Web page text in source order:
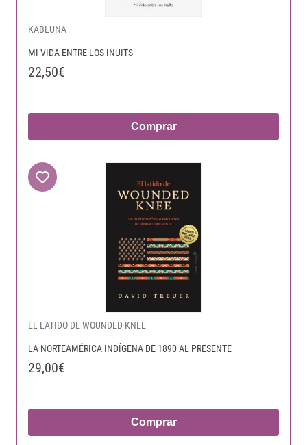
KABLUNA
MI VIDA ENTRE LOS INUITS
22,50€
Comprar
EL LATIDO DE WOUNDED KNEE
LA NORTEAMÉRICA INDÍGENA DE 1890 AL PRESENTE
29,00€
Comprar